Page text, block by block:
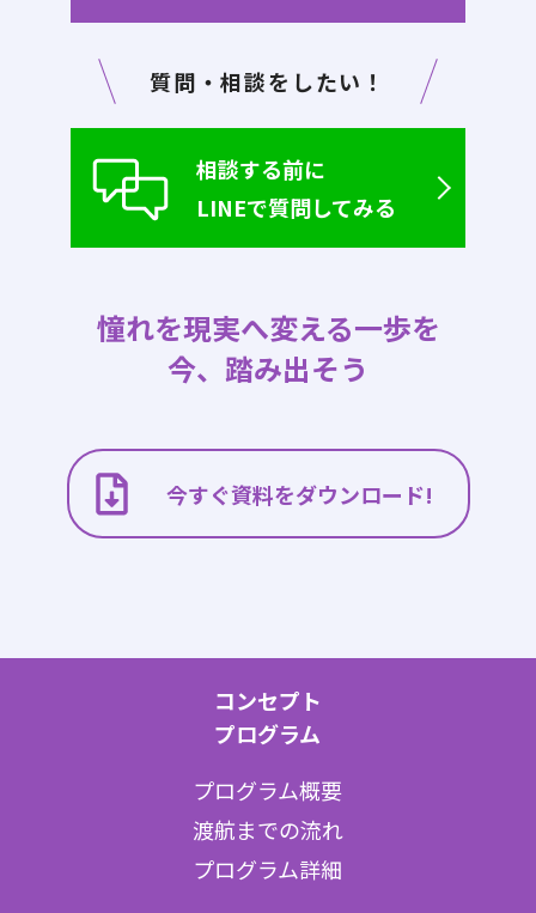
質問・相談をしたい！
相談する前に
LINEで質問してみる
憧れを現実へ変える一歩を
今、踏み出そう
今すぐ資料をダウンロード!
コンセプト
プログラム
プログラム概要
渡航までの流れ
プログラム詳細